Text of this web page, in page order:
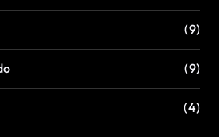
(9)
(9)
(4)